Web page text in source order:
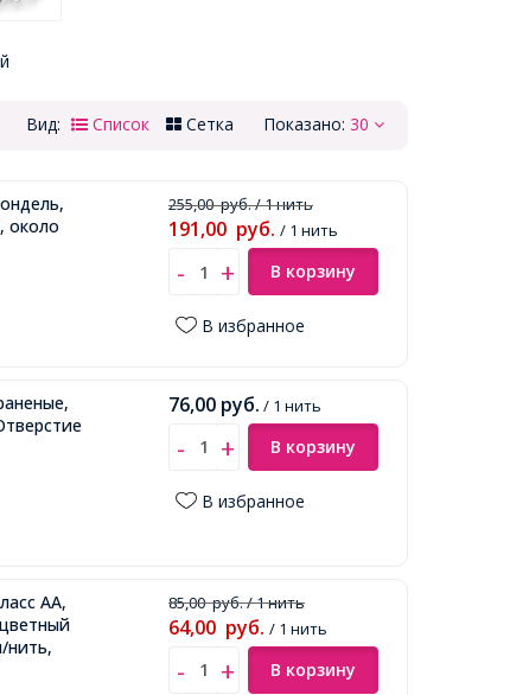
Показано: 30
Вид: Список Сетка
около
255,00руб./ 1 нить
191,00 руб. / 1 нить
В корзину
В избранное
76,00 руб. / 1 нить
В корзину
В избранное
АА,
нить,
85,00руб./ 1 нить
64,00 руб. / 1 нить
В корзину